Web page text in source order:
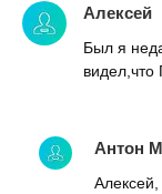
Алексей
Был я
Антон